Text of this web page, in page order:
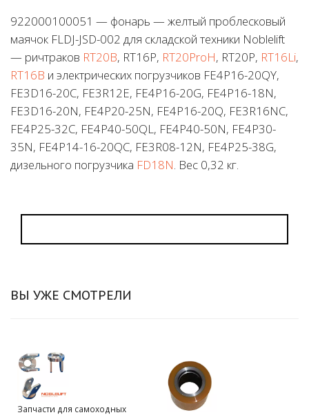
922000100051 — фонарь — желтый проблесковый
маячок FLDJ-JSD-002 для складской техники Noblelift
— ричтраков RT20B, RT16P, RT20ProH, RT20P, RT16Li,
RT16B и электрических погрузчиков FE4P16-20QY,
FE3D16-20C, FE3R12E, FE4P16-20G, FE4P16-18N,
FE3D16-20N, FE4P20-25N, FE4P16-20Q, FE3R16NC,
FE4P25-32C, FE4P40-50QL, FE4P40-50N, FE4P30-
35N, FE4P14-16-20QC, FE3R08-12N, FE4P25-38G,
дизельного погрузчика FD18N. Вес 0,32 кг.
ВЫ УЖЕ СМОТРЕЛИ
Запчасти для самоходных